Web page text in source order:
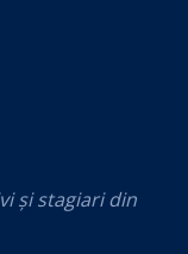
și stagiari din